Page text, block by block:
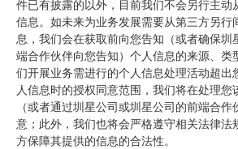
件已有披露的以外，目前我们不会另行主动
信息。如未来为业务发展需要从第三方另行
息，我们会在获取前向您告知（或者确保圳
端合作伙伴向您告知）个人信息的来源、类
们开展业务需进行的个人信息处理活动超出
人信息时的授权同意范围，我们将在处理您
（或者通过圳星公司或圳星公司的前端合
意；此外，我们也将会严格遵守相关法律法
方保障其提供的信息的合法性。